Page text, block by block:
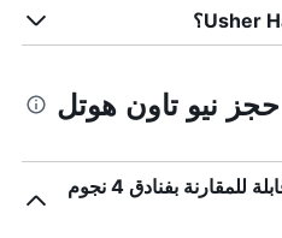
حجز نيو تاون هوتل
هل الأسعار في نيو تاون هوتل قابلة للمقارنة بفنادق 4 نجوم